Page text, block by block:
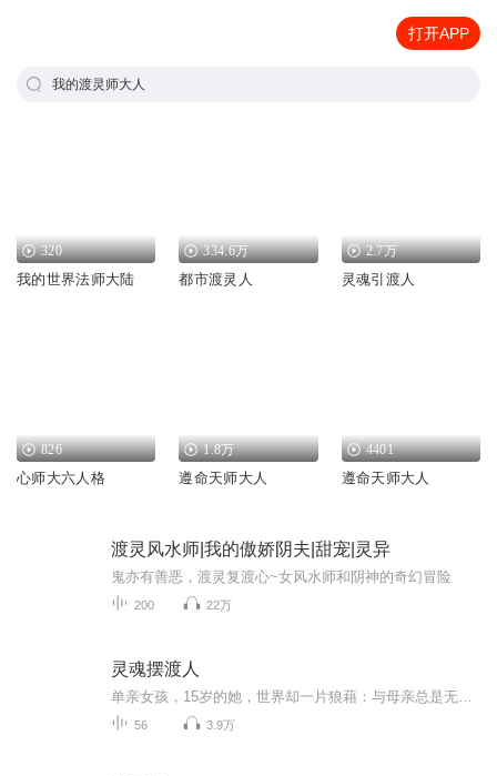
打开APP
我的渡灵师大人
320
我的世界法师大陆
334.6万
都市渡灵人
2.7万
灵魂引渡人
826
心师大六人格
1.8万
遵命天师大人
4401
遵命天师大人
渡灵风水师|我的傲娇阴夫|甜宠|灵异
鬼亦有善恶，渡灵复渡心~女风水师和阴神的奇幻冒险
200 22万
灵魂摆渡人
56 3.9万